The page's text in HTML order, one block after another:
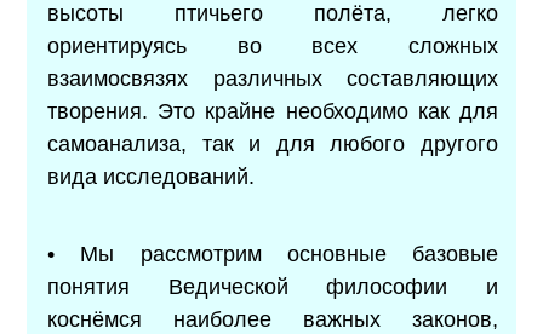
высоты птичьего полёта, легко
ориентируясь во всех сложных
взаимосвязях различных составляющих
творения. Это крайне необходимо как для
самоанализа, так и для любого другого
вида исследований.
• Мы рассмотрим основные базовые
понятия Ведической философии и
коснёмся наиболее важных законов,